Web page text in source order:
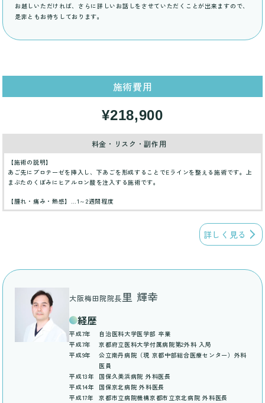
お越しいただければ、さらに詳しいお話しをさせていただくことが出来ますので、
是非ともお待ちしております。
施術費用
¥218,900
料金・リスク・副作用
【施術の説明】
あご先にプロテーゼを挿入し、下あごを形成することでEラインを整える施術です。上
まぶたのくぼみにヒアルロン酸を注入する施術です。
【腫れ・痛み・熱感】…1～2週間程度
詳しく見る
大阪梅田院院長里 輝幸
経歴
平成7年
自治医科大学医学部 卒業
平成7年
京都府立医科大学付属病院第2外科 入局
平成9年
公立南丹病院（現 京都中部総合医療センター）外科
医員
平成13年
国保久美浜病院 外科医長
平成14年
国保京北病院 外科医長
平成17年
京都市立病院機構京都市立京北病院 外科医長